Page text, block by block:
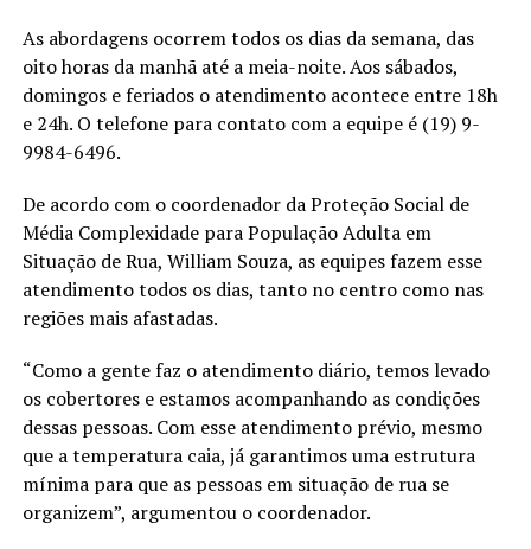
As abordagens ocorrem todos os dias da semana, das
oito horas da manhã até a meia-noite. Aos sábados,
domingos e feriados o atendimento acontece entre 18h
e 24h. O telefone para contato com a equipe é (19) 9-
9984-6496.
De acordo com o coordenador da Proteção Social de
Média Complexidade para População Adulta em
Situação de Rua, William Souza, as equipes fazem esse
atendimento todos os dias, tanto no centro como nas
regiões mais afastadas.
“Como a gente faz o atendimento diário, temos levado
os cobertores e estamos acompanhando as condições
dessas pessoas. Com esse atendimento prévio, mesmo
que a temperatura caia, já garantimos uma estrutura
mínima para que as pessoas em situação de rua se
organizem”, argumentou o coordenador.